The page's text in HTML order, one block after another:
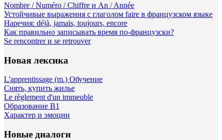
Nombre / Numéro / Chiffre и An / Année
Устойчивые выражения с глаголом faire в французском языке
Наречия: déjà, jamais, toujours, encore
Как правильно записывать время по-французски?
Se rencontrer и se retrouver
Новая лексика
L'apprentissage (m.) Обучение
Снять, купить жилье
Le règlement d'un immeuble
Образование B1
Характер и эмоции
Новые диалоги